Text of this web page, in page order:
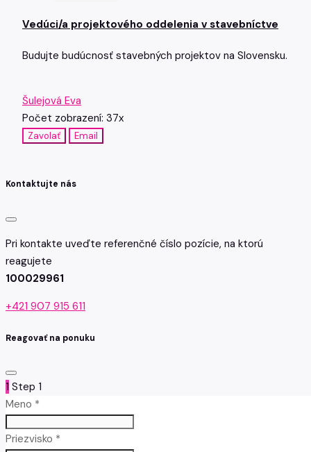
Vedúci/a projektového oddelenia v stavebníctve
Budujte budúcnosť stavebných projektov na Slovensku.
Šulejová Eva
Počet zobrazení: 37x
Zavolať Email
Kontaktujte nás
Pri kontakte uveďte referenčné číslo pozície, na ktorú
reagujete
100029961
+421 907 915 611
Reagovať na ponuku
1 Step 1
Meno *
Priezvisko *